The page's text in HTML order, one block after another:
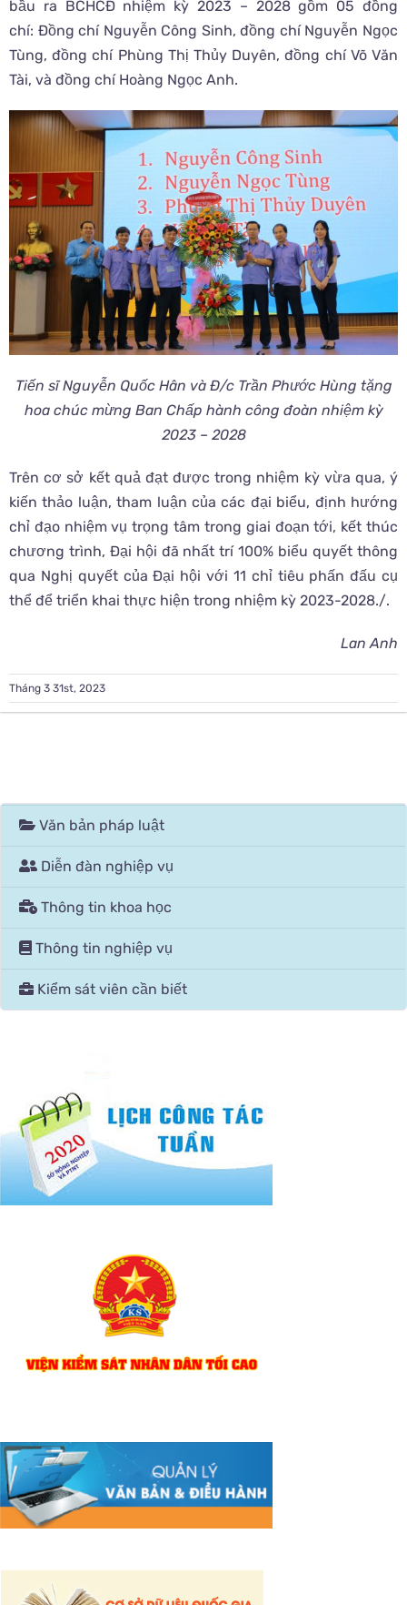
bầu ra BCHCĐ nhiệm kỳ 2023 – 2028 gồm 05 đồng
chí: Đồng chí Nguyễn Công Sinh, đồng chí Nguyễn Ngọc
Tùng, đồng chí Phùng Thị Thủy Duyên, đồng chí Võ Văn
Tài, và đồng chí Hoàng Ngọc Anh.
Tiến sĩ Nguyễn Quốc Hân và Đ/c Trần Phước Hùng tặng
hoa chúc mừng Ban Chấp hành công đoàn nhiệm kỳ
2023 – 2028
Trên cơ sở kết quả đạt được trong nhiệm kỳ vừa qua, ý
kiến thảo luận, tham luận của các đại biểu, định hướng
chỉ đạo nhiệm vụ trọng tâm trong giai đoạn tới, kết thúc
chương trình, Đại hội đã nhất trí 100% biểu quyết thông
qua Nghị quyết của Đại hội với 11 chỉ tiêu phấn đấu cụ
thể để triển khai thực hiện trong nhiệm kỳ 2023-2028./.
Lan Anh
Tháng 3 31st, 2023
Văn bản pháp luật
Diễn đàn nghiệp vụ
Thông tin khoa học
Thông tin nghiệp vụ
Kiểm sát viên cần biết